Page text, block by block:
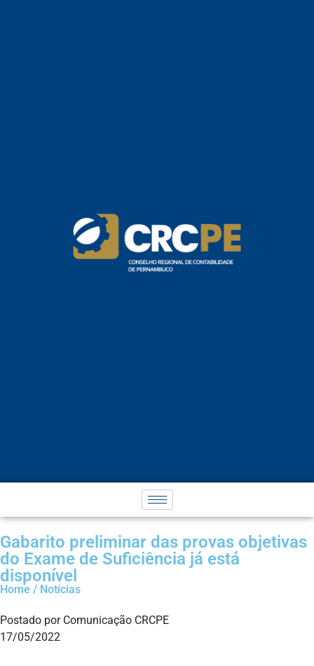
Gabarito preliminar das provas objetivas
do Exame de Suficiência já está
disponível
Home / Notícias
Postado por Comunicação CRCPE
17/05/2022